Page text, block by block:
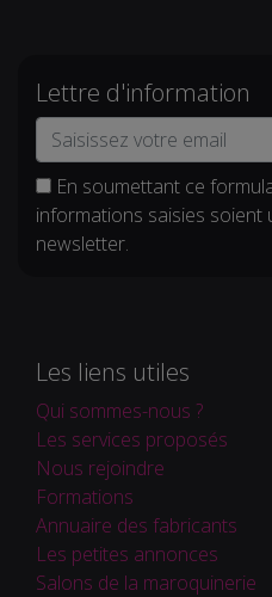
Lettre d'information
En soumettant ce
informations saisies soient
newsletter.
Les liens utiles
Qui sommes-nous ?
Les services proposés
Nous rejoindre
Formations
Annuaire des fabricants
Les petites annonces
Salons de la maroquinerie